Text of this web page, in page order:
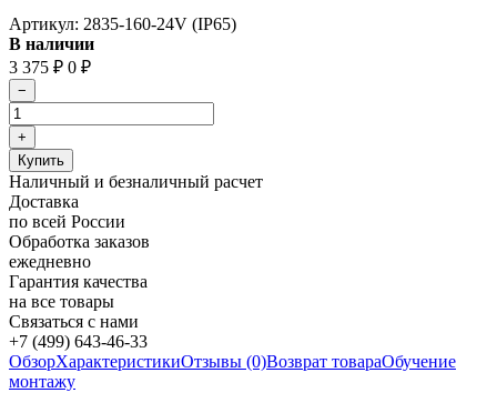
Артикул: 2835-160-24V (IP65)
В наличии
3 375 ₽ 0 ₽
Наличный и безналичный расчет
Доставка
по всей России
Обработка заказов
ежедневно
Гарантия качества
на все товары
Связаться с нами
+7 (499) 643-46-33
ОбзорХарактеристикиОтзывы (0)Возврат товараОбучение
монтажу